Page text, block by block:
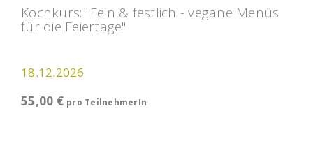
Kochkurs: "Fein & festlich - vegane Menüs
für die Feiertage"
18.12.2026
55,00 € pro TeilnehmerIn